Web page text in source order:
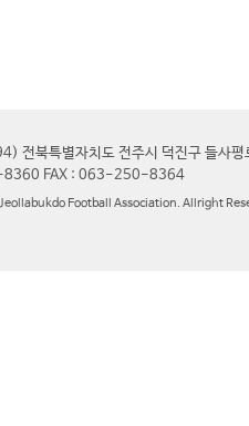
전북특별자치도 전주시 덕진구 들사
FAX : 063-250-8364
Football Association. Allright